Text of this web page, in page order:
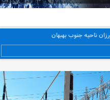
مرزی چذابه و شلمچه بازدید کرد